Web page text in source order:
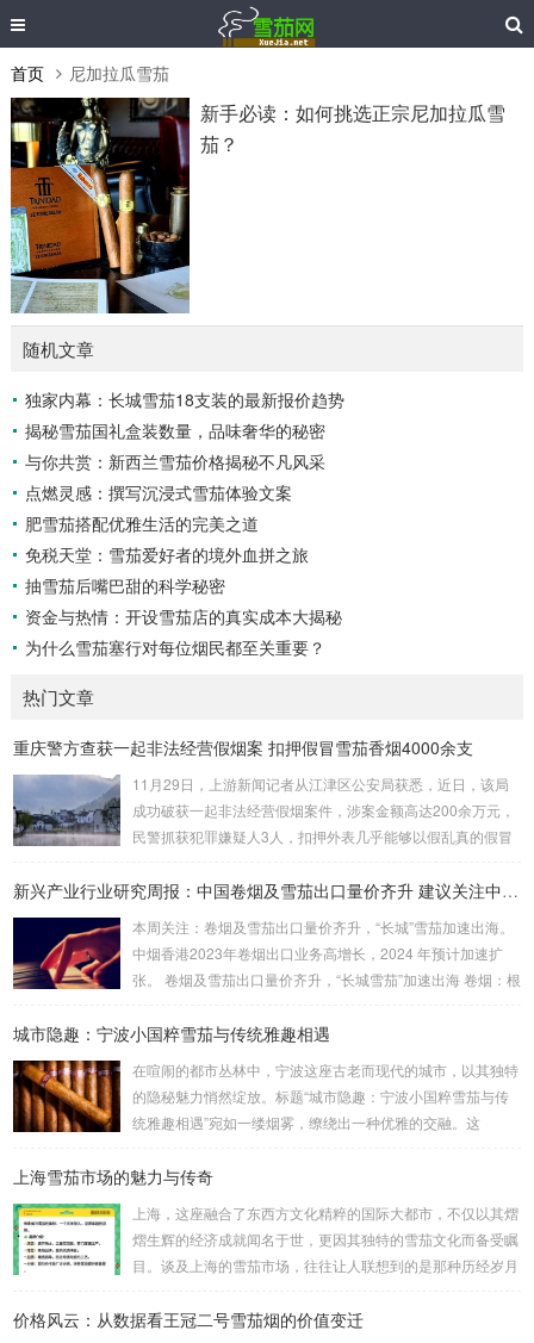
首页 尼加拉瓜雪茄
新手必读：如何挑选正宗尼加拉瓜雪
茄？
随机文章
独家内幕：长城雪茄18支装的最新报价趋势
揭秘雪茄国礼盒装数量，品味奢华的秘密
与你共赏：新西兰雪茄价格揭秘不凡风采
点燃灵感：撰写沉浸式雪茄体验文案
肥雪茄搭配优雅生活的完美之道
免税天堂：雪茄爱好者的境外血拼之旅
抽雪茄后嘴巴甜的科学秘密
资金与热情：开设雪茄店的真实成本大揭秘
为什么雪茄塞行对每位烟民都至关重要？
热门文章
重庆警方查获一起非法经营假烟案 扣押假冒雪茄香烟4000余支
11月29日，上游新闻记者从江津区公安局获悉，近日，该局
成功破获一起非法经营假烟案件，涉案金额高达200余万元，
民警抓获犯罪嫌疑人3人，扣押外表几乎能够以假乱真的假冒
绍，江津区公安局东城派出所民警近日在工作中发现，石蟆镇
出刘某的落脚点。9月19日晚，眼看抓捕时机成熟，江津警方
联合区烟草专卖局将刘某抓获，当场扣押假冒某品牌雪茄假烟
26支。 据烟草专业人员表示，该批某...
新兴产业行业研究周报：中国卷烟及雪茄出口量价齐升 建议关注中烟香港
本周关注：卷烟及雪茄出口量价齐升，“长城”雪茄加速出海。
中烟香港2023年卷烟出口业务高增长，2024 年预计加速扩
张。 卷烟及雪茄出口量价齐升，“长城雪茄”加速出海 卷烟：根
卷烟）出口额为2178.3 万美元，同比增长33.5%，出口量为2
19.2%，从9.14 美元/千支上升至10.89 美元/千支。 雪茄：根
据中国海关总署数据，2023 年...
城市隐趣：宁波小国粹雪茄与传统雅趣相遇
在喧闹的都市丛林中，宁波这座古老而现代的城市，以其独特
的隐秘魅力悄然绽放。标题“城市隐趣：宁波小国粹雪茄与传
统雅趣相遇”宛如一缕烟雾，缭绕出一种优雅的交融。这
微缩镜像，一种凝聚了匠心与传统的精致之物。它与古老的雅
火花。想象一下，霓虹灯下，一位品味者手持雪茄，细品生
活，这不仅仅是抽烟，而是对城市脉动的低语，对历史的致
敬。 宁波的小国粹雪茄，源于上世纪的匠人传承，其制作...
上海雪茄市场的魅力与传奇
上海，这座融合了东西方文化精粹的国际大都市，不仅以其熠
熠生辉的经济成就闻名于世，更因其独特的雪茄文化而备受瞩
目。谈及上海的雪茄市场，往往让人联想到的是那种历经岁月
更是一幅关于历史与现代、喧嚣与静谧交错的丰富画卷。 雪
价格风云：从数据看王冠二号雪茄烟的价值变迁